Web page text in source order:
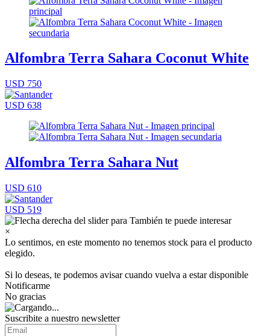
Alfombra Terra Sahara Coconut White
USD 750
USD 638
Alfombra Terra Sahara Nut
USD 610
USD 519
×
Lo sentimos, en este momento no tenemos stock para el producto
elegido.
Si lo deseas, te podemos avisar cuando vuelva a estar disponible
Notificarme
No gracias
Suscribite a nuestro newsletter